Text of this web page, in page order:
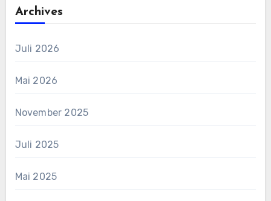
Archives
Juli 2026
Mai 2026
November 2025
Juli 2025
Mai 2025